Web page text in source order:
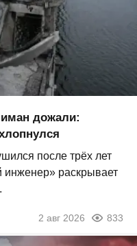
дожали:
после трёх лет
инженер» раскрывает
2 авг 2026 833